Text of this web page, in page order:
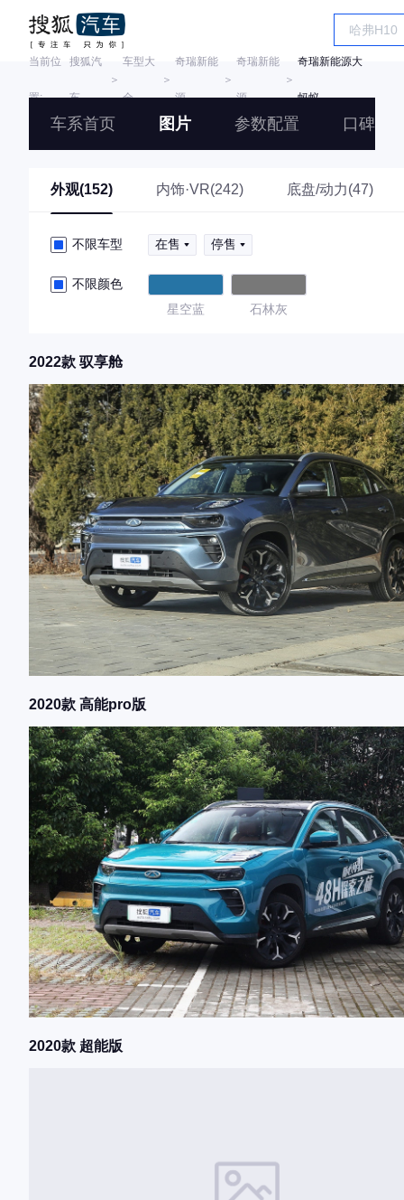
当前位
置:
搜狐汽
车
＞
车型大
全
＞
奇瑞新能
源
＞
奇瑞新能
源
＞
奇瑞新能源大
蚂蚁
车系首页 图片 参数配置 口碑
外观(152) 内饰·VR(242) 底盘/动力(47)
不限车型 在售 停售
不限颜色
星空蓝
石林灰
2022款 驭享舱
2020款 高能pro版
2020款 超能版